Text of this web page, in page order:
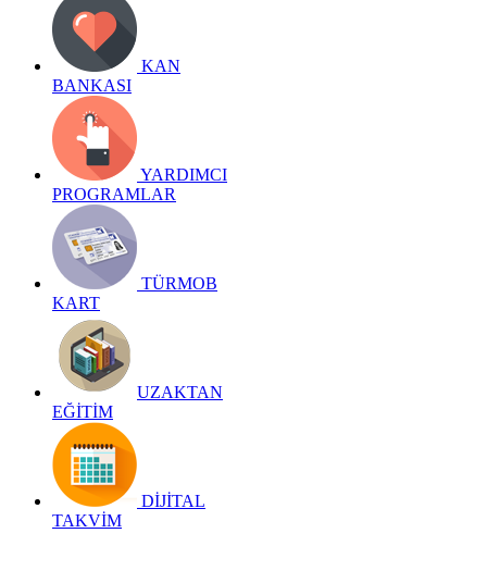
KAN
BANKASI
YARDIMCI
PROGRAMLAR
TÜRMOB
KART
UZAKTAN
EĞİTİM
DİJİTAL
TAKVİM